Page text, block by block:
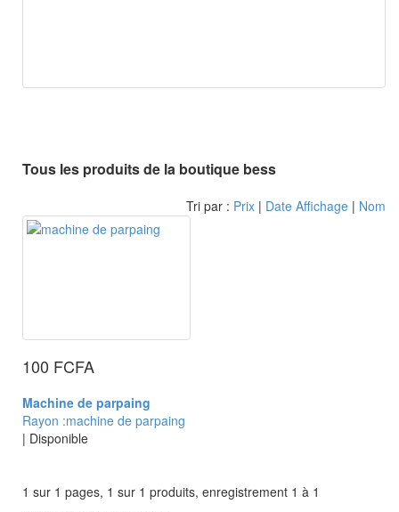
Tous les produits de la boutique bess
Tri par : Prix | Date Affichage | Nom
100 FCFA
Machine de parpaing
Rayon :machine de parpaing
| Disponible
1 sur 1 pages, 1 sur 1 produits, enregistrement 1 à 1